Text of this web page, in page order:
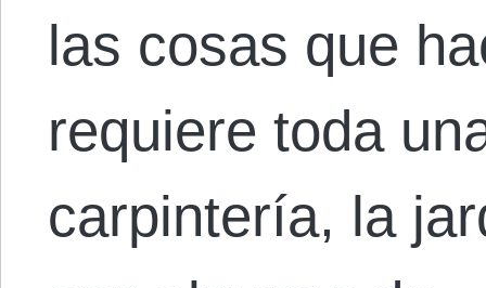
las cosas que
requiere toda
carpintería, la